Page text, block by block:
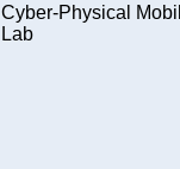
Cyber-Physical
Lab